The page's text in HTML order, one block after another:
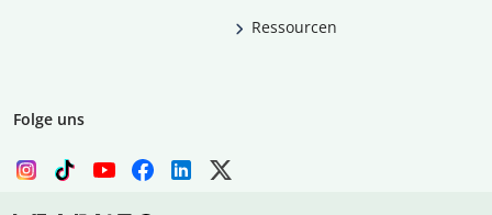
Ressourcen
Folge uns